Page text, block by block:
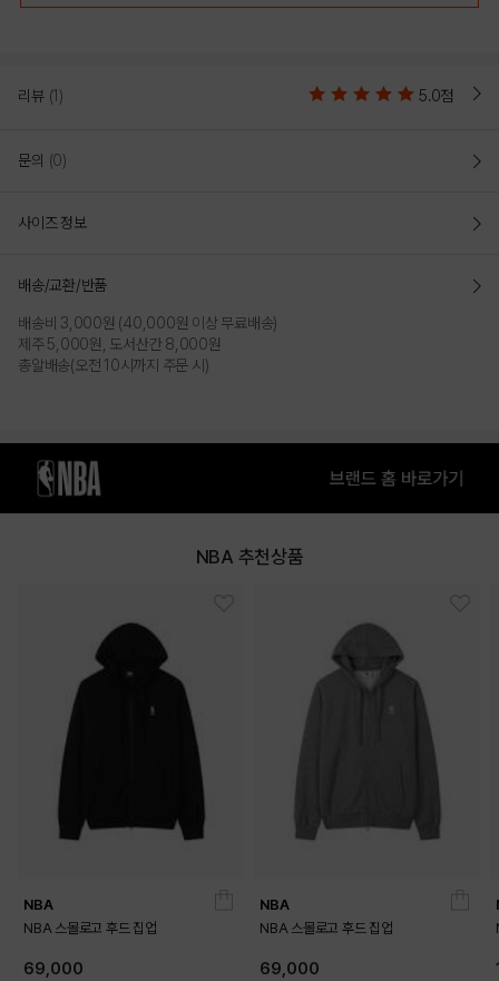
편안한 착용감과 오리지널 무드의 NBA 헤리티지 그래픽이 돋보이는
계절을 넘어 오래도록 활용할 수 있는 기본 사양에 생활방수와 방풍
2WAY 지퍼로 다양한 스타일링이 가능한 바람막이
PRODUCT VIEW
리뷰 (1) 5.0점
문의 (0)
사이즈 정보
배송/교환/반품
배송비 3,000원 (40,000원 이상 무료배송)
제주 5,000원, 도서산간 8,000원
총알배송(오전 10시까지 주문 시)
NBA 추천상품
NBA
NBA 스몰로고 후드 집업
69,000
NBA
NBA 스몰로고 후드 집업
69,000